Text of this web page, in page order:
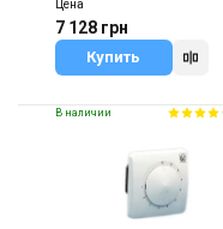
Цена
7 128 грн
Купить
В наличии